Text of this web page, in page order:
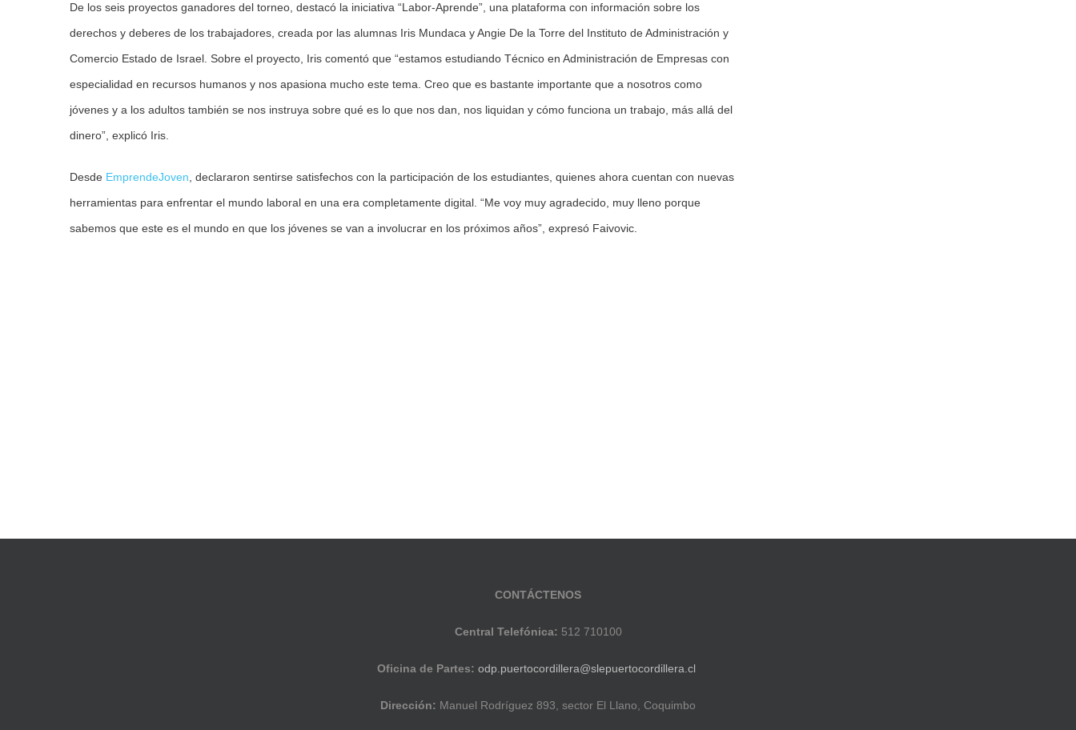
De los seis proyectos ganadores del torneo, destacó la iniciativa “Labor-Aprende”, una plataforma con información sobre los
derechos y deberes de los trabajadores, creada por las alumnas Iris Mundaca y Angie De la Torre del Instituto de Administración y
Comercio Estado de Israel. Sobre el proyecto, Iris comentó que “estamos estudiando Técnico en Administración de Empresas con
especialidad en recursos humanos y nos apasiona mucho este tema. Creo que es bastante importante que a nosotros como
jóvenes y a los adultos también se nos instruya sobre qué es lo que nos dan, nos liquidan y cómo funciona un trabajo, más allá del
dinero”, explicó Iris.
Desde EmprendeJoven, declararon sentirse satisfechos con la participación de los estudiantes, quienes ahora cuentan con nuevas
herramientas para enfrentar el mundo laboral en una era completamente digital. “Me voy muy agradecido, muy lleno porque
sabemos que este es el mundo en que los jóvenes se van a involucrar en los próximos años”, expresó Faivovic.
CONTÁCTENOS
Central Telefónica: 512 710100
Oficina de Partes: odp.puertocordillera@slepuertocordillera.cl
Dirección: Manuel Rodríguez 893, sector El Llano, Coquimbo